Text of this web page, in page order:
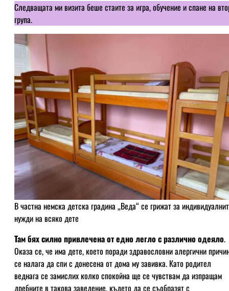
Следващата ми визита беше стаите за игра, обучение и спане на
група.
В частна немска детска градина „Веда“ се грижат за
нужди на всяко дете
Там бях силно привлечена от едно легло с различно одеяло.
Оказа се, че има дете, което поради здравословни алергични
се налага да спи с донесена от дома му завивка. Като родител
веднага се замислих колко спокойна ще се чувствам да изпращам
дребните в такова заведение, където да се съобразят с